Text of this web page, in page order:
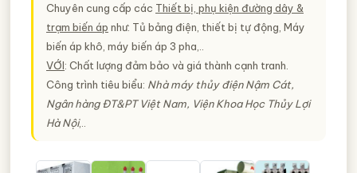
Chuyên cung cấp các Thiết bị, phụ kiện đường dây &
trạm biến áp như: Tủ bảng điện, thiết bị tự động, Máy
biến áp khô, máy biến áp 3 pha,..
VỚI: Chất lượng đảm bảo và giá thành cạnh tranh.
Công trình tiêu biểu: Nhà máy thủy điện Nậm Cát,
Ngân hàng ĐT&PT Việt Nam, Viện Khoa Học Thủy Lợi
Hà Nội,..